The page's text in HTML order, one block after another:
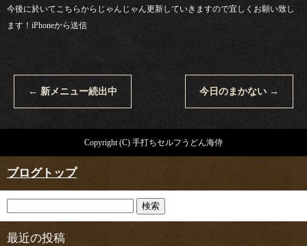
今後に於いてこちらからじゃんじゃん更新していきますので宜しくお願い致し
ます！iPhoneから送信
← 新メニュー続出中 今日のまかない →
Copyright (C) 手打ちセルフうどん海侍
ブログトップ
最近の投稿